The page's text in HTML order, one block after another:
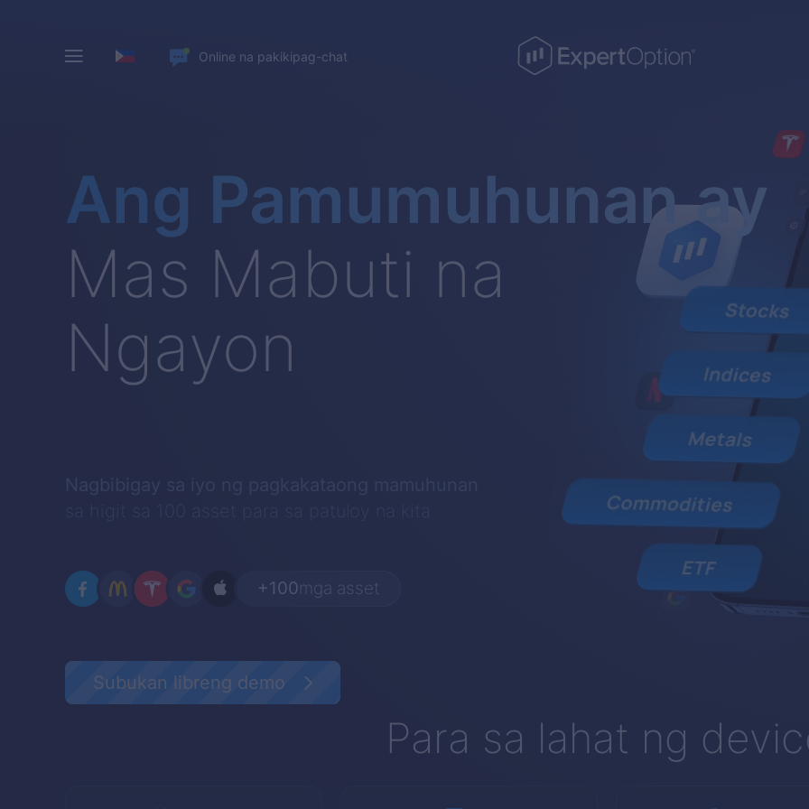
Online na pakikipag-chat
Ang Pamumuhunan ay
Mas Mabuti na
Ngayon
Nagbibigay sa iyo ng pagkakataong mamuhunan
sa higit sa 100 asset para sa patuloy na kita
+100mga asset
Subukan libreng demo
Para sa lahat ng